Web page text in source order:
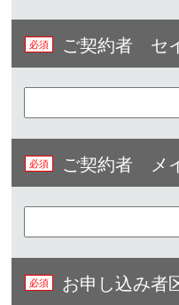
ご契約者 セ
ご契約者 メ
お申し込み者